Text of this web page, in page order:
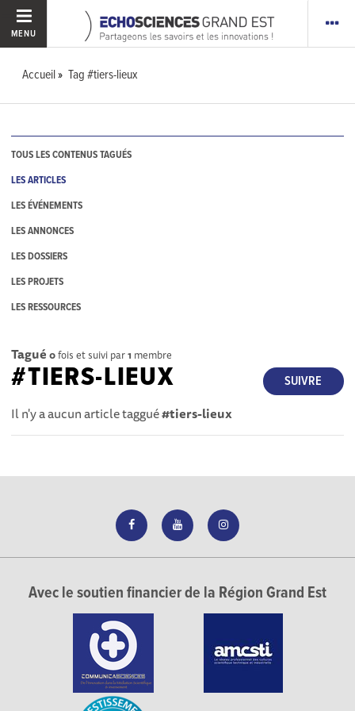
MENU
Accueil Tag #tiers-lieux
TOUS LES CONTENUS TAGUÉS
LES ARTICLES
LES ÉVÉNEMENTS
LES ANNONCES
LES DOSSIERS
LES PROJETS
LES RESSOURCES
Tagué 0fois et suivi par1 membre
SUIVRE
#TIERS-LIEUX
Il n'y a aucun article taggué#tiers-lieux
Avec le soutien financier de la Région Grand Est